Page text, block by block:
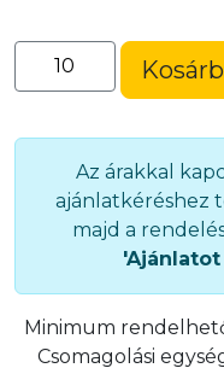
Öntött
csat
25)
mennyiségAz árakkal
ajánlatkéréshez
majd a
Minimum
Csomagolási